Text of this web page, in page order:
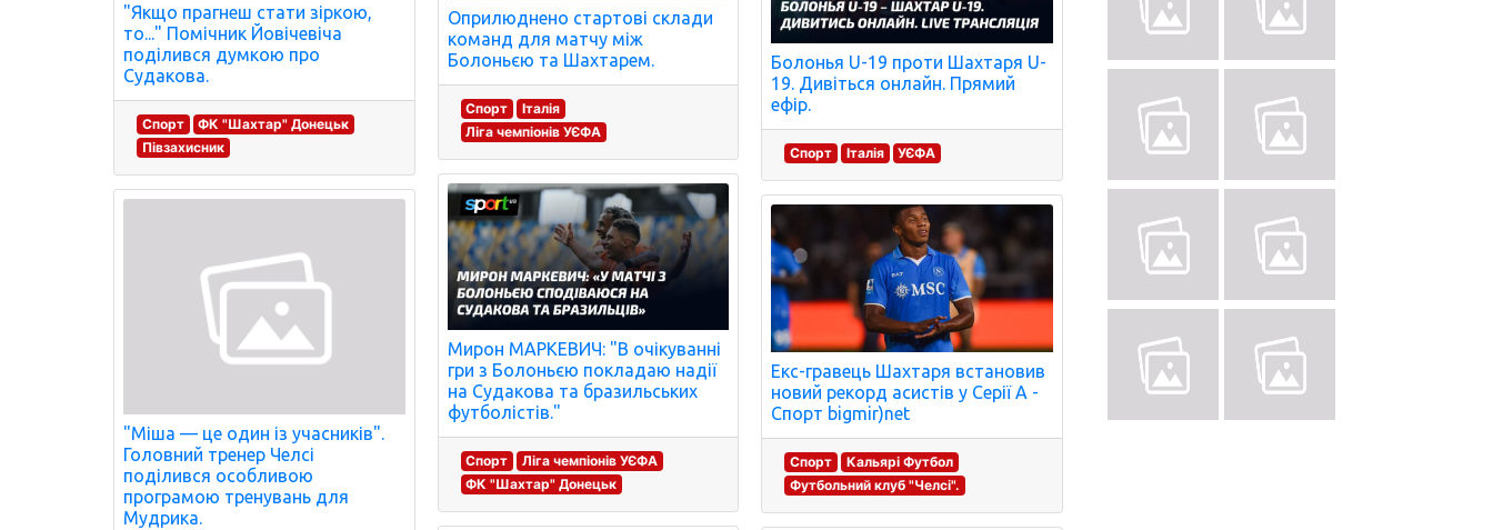
"Якщо прагнеш стати зіркою,
то..." Помічник Йовічевіча
поділився думкою про
Судакова.
Спорт
ФК "Шахтар" Донецьк
Півзахисник
"Міша — це один із учасників".
Головний тренер Челсі
поділився особливою
програмою тренувань для
Мудрика.
Оприлюднено стартові склади
команд для матчу між
Болоньєю та Шахтарем.
Спорт
Італія
Ліга чемпіонів УЄФА
Мирон МАРКЕВИЧ: "В очікуванні
гри з Болоньєю покладаю надії
на Судакова та бразильських
футболістів."
Спорт
Ліга чемпіонів УЄФА
ФК "Шахтар" Донецьк
Болонья U-19 проти Шахтаря U-
19. Дивіться онлайн. Прямий
ефір.
Спорт Італія УЄФА
Екс-гравець Шахтаря встановив
новий рекорд асистів у Серії А -
Спорт bigmir)net
Спорт
Кальярі Футбол
Футбольний клуб "Челсі".